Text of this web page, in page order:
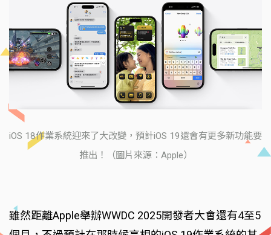
iOS 18作業系統迎來了大改變，預計iOS 19還會有更多新功能要
推出！（圖片來源：Apple）
雖然距離Apple舉辦WWDC 2025開發者大會還有4至5